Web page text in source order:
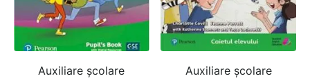
Auxiliare şcolare
Auxiliare şcolare